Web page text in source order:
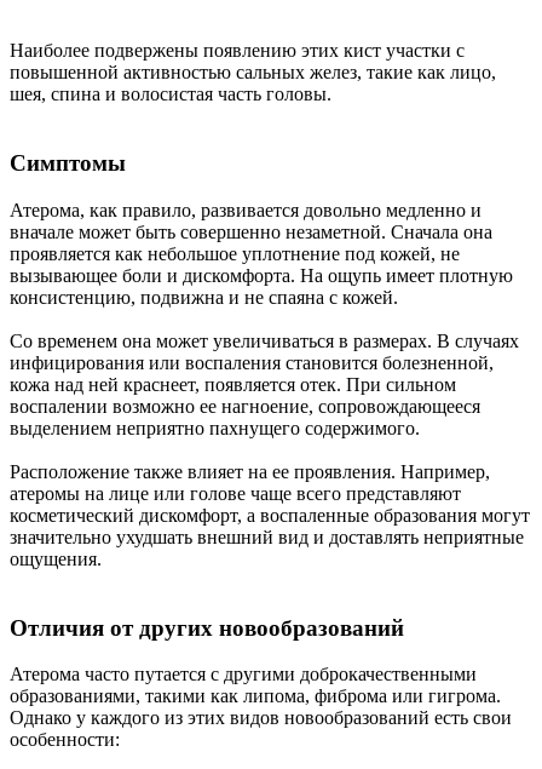
Наиболее подвержены появлению этих кист участки с
повышенной активностью сальных желез, такие как лицо,
шея, спина и волосистая часть головы.
Симптомы
Атерома, как правило, развивается довольно медленно и
вначале может быть совершенно незаметной. Сначала она
проявляется как небольшое уплотнение под кожей, не
вызывающее боли и дискомфорта. На ощупь имеет плотную
консистенцию, подвижна и не спаяна с кожей.
Со временем она может увеличиваться в размерах. В случаях
инфицирования или воспаления становится болезненной,
кожа над ней краснеет, появляется отек. При сильном
воспалении возможно ее нагноение, сопровождающееся
выделением неприятно пахнущего содержимого.
Расположение также влияет на ее проявления. Например,
атеромы на лице или голове чаще всего представляют
косметический дискомфорт, а воспаленные образования могут
значительно ухудшать внешний вид и доставлять неприятные
ощущения.
Отличия от других новообразований
Атерома часто путается с другими доброкачественными
образованиями, такими как липома, фиброма или гигрома.
Однако у каждого из этих видов новообразований есть свои
особенности: